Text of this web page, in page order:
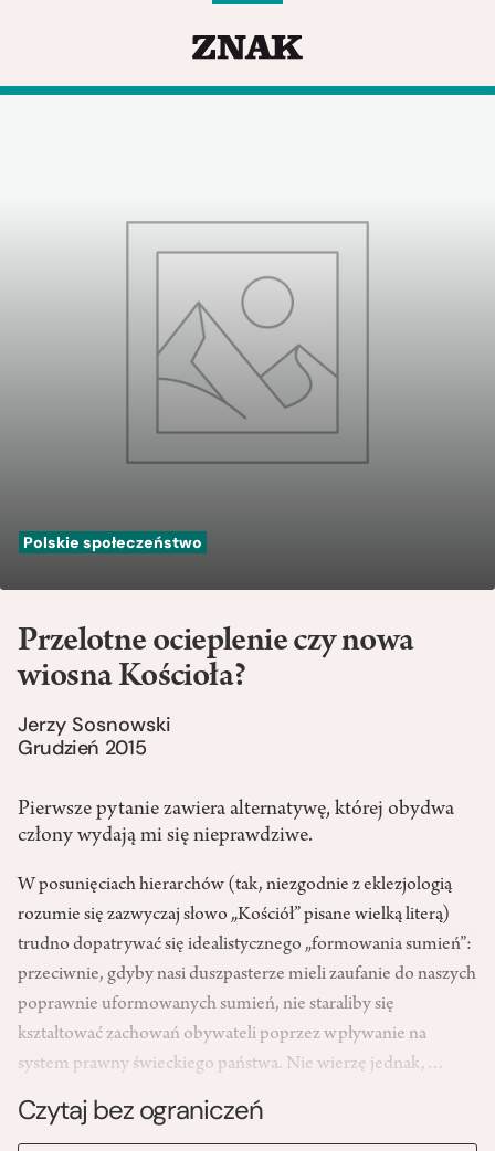
Polskie społeczeństwo
Przelotne ocieplenie czy nowa
wiosna Kościoła?
Jerzy Sosnowski
Grudzień 2015
Pierwsze pytanie zawiera alternatywę, której obydwa
człony wydają mi się nieprawdziwe.
W posunięciach hierarchów (tak, niezgodnie z eklezjologią
rozumie się zazwyczaj słowo „Kościół” pisane wielką literą)
trudno dopatrywać się idealistycznego „formowania sumień”:
przeciwnie, gdyby nasi duszpasterze mieli zaufanie do naszych
poprawnie uformowanych sumień, nie staraliby się
kształtować zachowań obywateli poprzez wpływanie na
system prawny świeckiego państwa. Nie wierzę jednak,…
Czytaj bez ograniczeń